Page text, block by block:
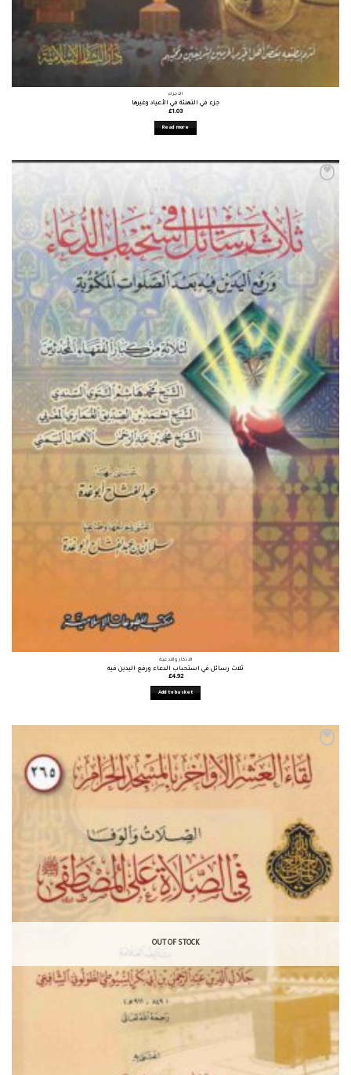
الأجزاء
جزء في التهنئة في الأعياد وغيرها
£1.03
Read more
الأذكار والأدعية
ثلاث رسائل في استحباب الدعاء ورفع اليدين فيه
£4.92
Add to basket
OUT OF STOCK